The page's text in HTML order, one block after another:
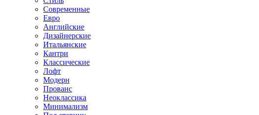
Современные
Евро
Английские
Дизайнерские
Итальянские
Кантри
Классические
Лофт
Модерн
Прованс
Неоклассика
Минимализм